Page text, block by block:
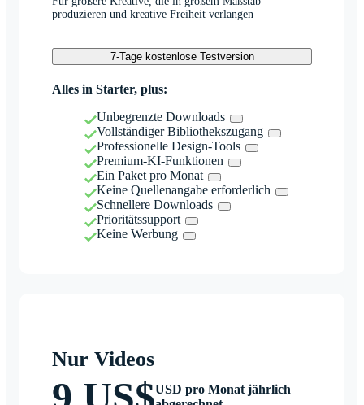
produzieren und kreative Freiheit verlangen
7-Tage kostenlose Testversion
Alles in Starter, plus:
Unbegrenzte Downloads
Vollständiger Bibliothekszugang
Professionelle Design-Tools
Premium-KI-Funktionen
Ein Paket pro Monat
Keine Quellenangabe erforderlich
Schnellere Downloads
Prioritätssupport
Keine Werbung
Nur Videos
USD pro Monat jährlich